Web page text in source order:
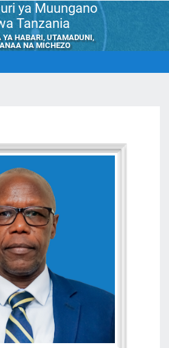
ya Muungano
Tanzania
YA HABARI, UTAMADUNI,
NA MICHEZO